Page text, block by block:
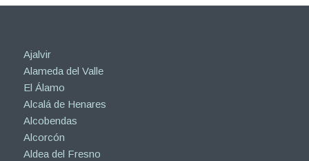
Ajalvir
Alameda del Valle
El Álamo
Alcalá de Henares
Alcobendas
Alcorcón
Aldea del Fresno